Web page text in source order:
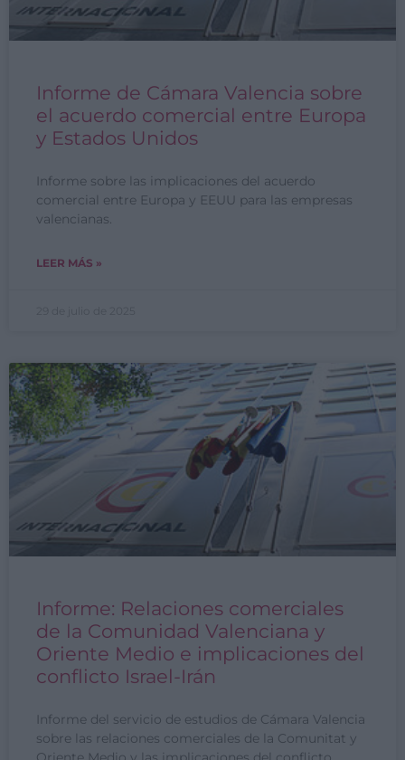
Informe de Cámara Valencia sobre
el acuerdo comercial entre Europa
y Estados Unidos
Informe sobre las implicaciones del acuerdo
comercial entre Europa y EEUU para las empresas
valencianas.
LEER MÁS »
Informe: Relaciones comerciales
de la Comunidad Valenciana y
Oriente Medio e implicaciones del
conflicto Israel-Irán
Informe del servicio de estudios de Cámara Valencia
sobre las relaciones comerciales de la Comunitat y